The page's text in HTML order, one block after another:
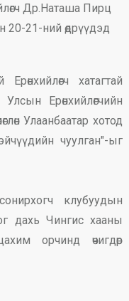
Др.Наташа Пирц
21-ний өдрүүдэд
хатагтай
Ерөнхийлөгчийн
Улаанбаатар хотод
чуулган"-ыг
клубуудын
дахь Чингис хааны
орчинд өчигдөр